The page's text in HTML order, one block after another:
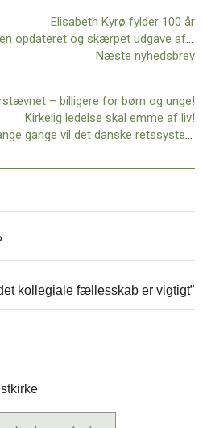
Elisabeth Kyrø fylder 100 år
Arrow – en opdateret og skærpet udgave af lederforløbet
Næste nyhedsbrev
– billigere for børn og unge!
Kirkelig ledelse skal emme af liv!
”Hvor mange gange vil det danske retssystem svigte en dansk statsborger?”
kollegiale fællesskab er vigtigt”